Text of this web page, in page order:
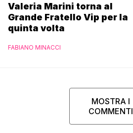
Valeria Marini torna al
Grande Fratello Vip per la
quinta volta
FABIANO MINACCI
MOSTRA I
COMMENTI